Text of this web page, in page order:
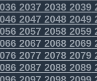
203720382039
204720482049
205720582059
206720682069
207720782079
208720882089